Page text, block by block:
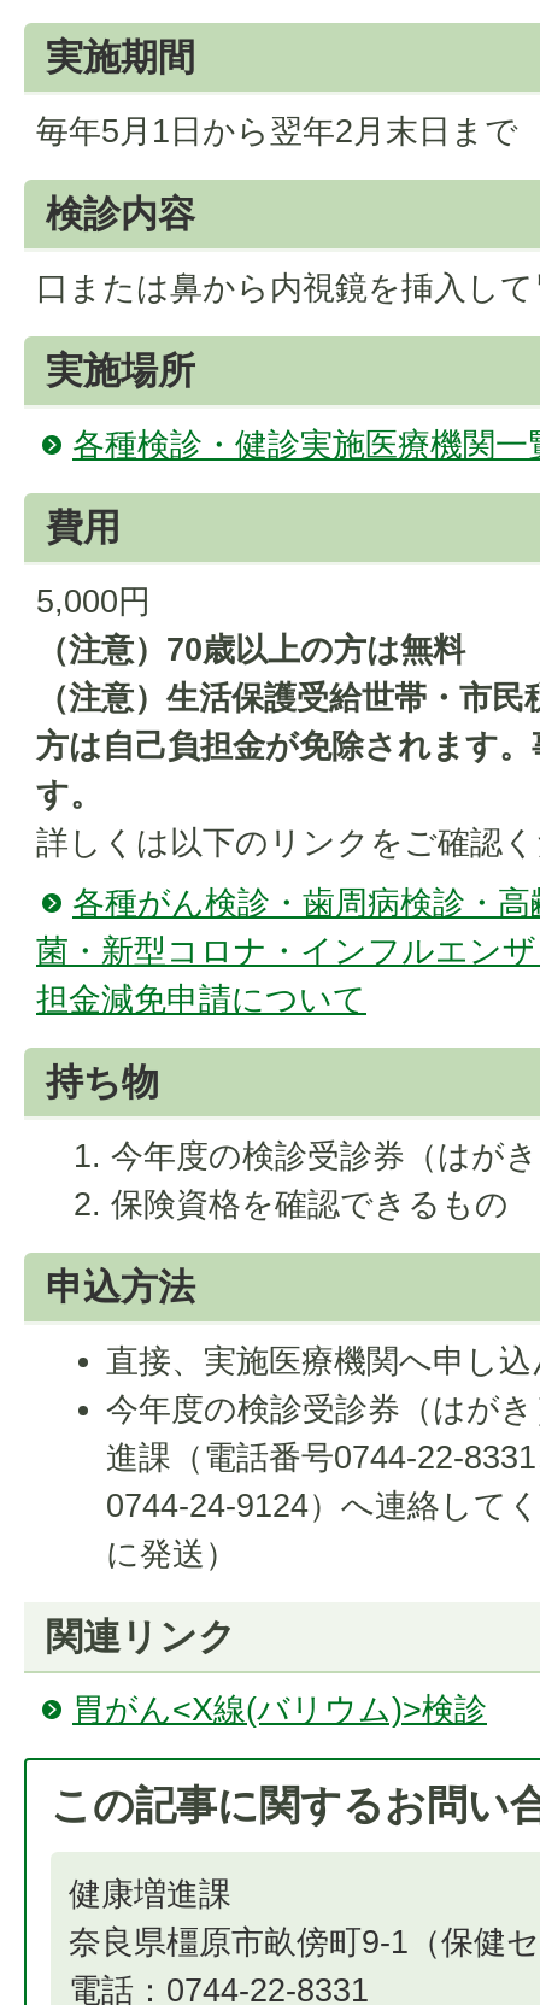
実施期間
毎年5月1日から翌年2月末日まで
検診内容
口または鼻から内視鏡を挿入し
実施場所
各種検診・健診実施医療機関一
費用
5,000円
（注意）70歳以上の方は無料
（注意）生活保護受給世帯・市
方は自己負担金が免除されます
す。
詳しくは以下のリンクをご確認
各種がん検診・歯周病検診・
菌・新型コロナ・インフルエン
担金減免申請について
持ち物
今年度の検診受診券（はが
保険資格を確認できるもの
申込方法
直接、実施医療機関へ申し
今年度の検診受診券（はが
進課（電話番号0744-22-
0744-24-9124）へ連絡して
に発送）
関連リンク
胃がん<X線(バリウム)>検診
この記事に関するお問い
健康増進課
奈良県橿原市畝傍町9-1（保健
電話：0744-22-8331